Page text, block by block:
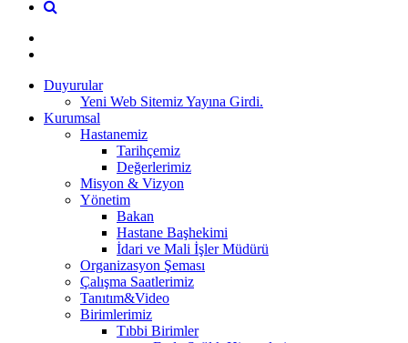
Duyurular
Yeni Web Sitemiz Yayına Girdi.
Kurumsal
Hastanemiz
Tarihçemiz
Değerlerimiz
Misyon & Vizyon
Yönetim
Bakan
Hastane Başhekimi
İdari ve Mali İşler Müdürü
Organizasyon Şeması
Çalışma Saatlerimiz
Tanıtım&Video
Birimlerimiz
Tıbbi Birimler